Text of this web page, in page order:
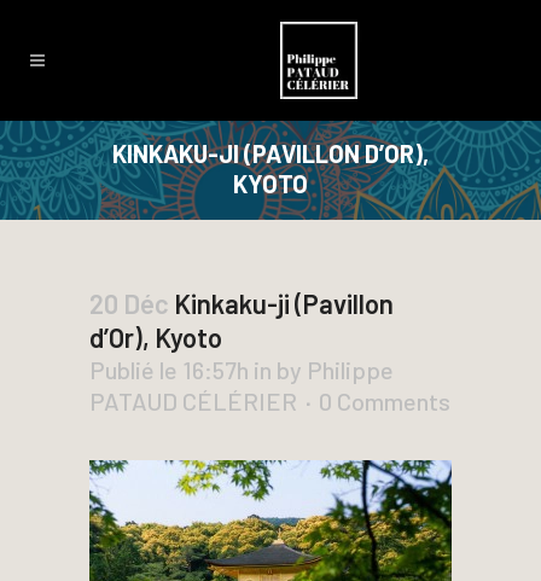
KINKAKU-JI (PAVILLON D’OR),
KYOTO
20 Déc Kinkaku-ji (Pavillon
d’Or), Kyoto
Publié le 16:57h in by Philippe
PATAUD CÉLÉRIER
0 Comments